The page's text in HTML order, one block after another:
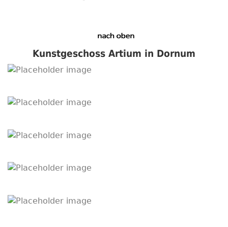
Kunstgeschoss Artium in Dornum